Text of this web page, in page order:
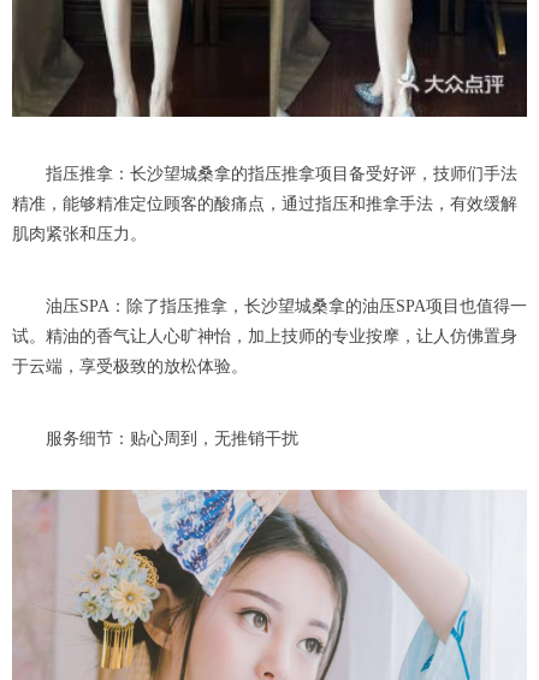
指压推拿：长沙望城桑拿的指压推拿项目备受好评，技师们手法
精准，能够精准定位顾客的酸痛点，通过指压和推拿手法，有效缓解
肌肉紧张和压力。
油压SPA：除了指压推拿，长沙望城桑拿的油压SPA项目也值得一
试。精油的香气让人心旷神怡，加上技师的专业按摩，让人仿佛置身
于云端，享受极致的放松体验。
服务细节：贴心周到，无推销干扰